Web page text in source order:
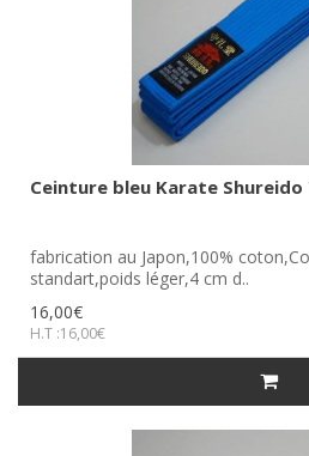
Ceinture bleu Karate Shureido
fabrication au Japon,100%
standart,poids léger,4 cm d..
16,00€
H.T :16,00€